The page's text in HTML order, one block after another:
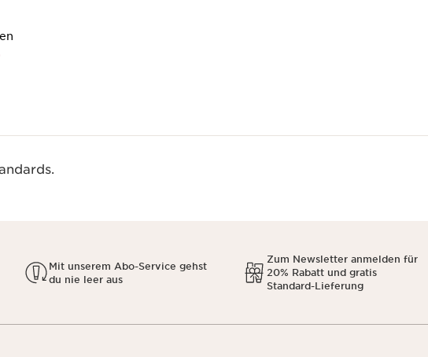
Mit unserem Abo-Service gehst
du nie leer aus
Zum Newsletter anmelden für
20% Rabatt und gratis
Standard-Lieferung